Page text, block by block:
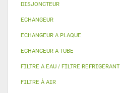
DISJONCTEUR
ECHANGEUR
ECHANGEUR A PLAQUE
ECHANGEUR A TUBE
FILTRE A EAU / FILTRE REFRIGERANT
FILTRE À AIR